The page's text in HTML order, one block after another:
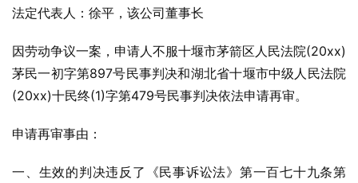
法定代表人：徐平，该公司董事长
因劳动争议一案，申请人不服十堰市茅箭区人民法院(20xx)
茅民一初字第897号民事判决和湖北省十堰市中级人民法院
(20xx)十民终(1)字第479号民事判决依法申请再审。
申请再审事由：
一、生效的判决违反了《民事诉讼法》第一百七十九条第